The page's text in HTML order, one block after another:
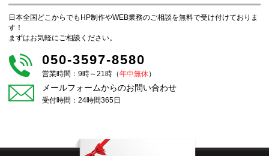
日本全国どこからでもHP制作やWEB業務のご相談を無料で受け付けておりま
す！
まずはお気軽にご相談ください。
050-3597-8580
営業時間：9時～21時（年中無休）
メールフォームからのお問い合わせ
受付時間：24時間365日